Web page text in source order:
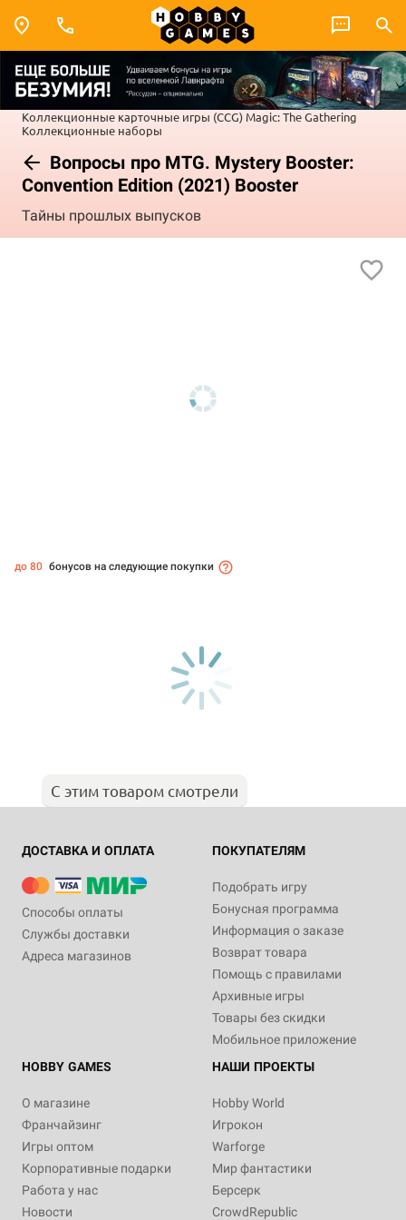
Коллекционные карточные игры (CCG) Magic: The Gathering
Коллекционные наборы
Вопросы про MTG. Mystery Booster:
Convention Edition (2021) Booster
Тайны прошлых выпусков
до 80 бонусов на следующие покупки
С этим товаром смотрели
ДОСТАВКА И ОПЛАТА
Способы оплаты
Службы доставки
Адреса магазинов
ПОКУПАТЕЛЯМ
Подобрать игру
Бонусная программа
Информация о заказе
Возврат товара
Помощь с правилами
Архивные игры
Товары без скидки
Мобильное приложение
HOBBY GAMES
О магазине
Франчайзинг
Игры оптом
Корпоративные подарки
Работа у нас
Новости
НАШИ ПРОЕКТЫ
Hobby World
Игрокон
Warforge
Мир фантастики
Берсерк
CrowdRepublic